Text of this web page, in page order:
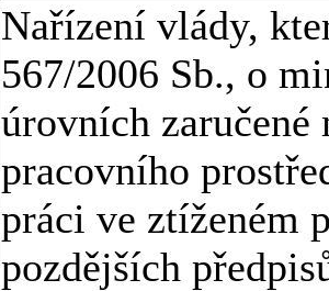
Nařízení vlády,
567/2006 Sb., o
úrovních zaručené
pracovního
práci ve ztíženém
pozdějších